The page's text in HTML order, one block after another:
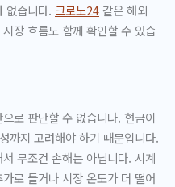
없습니다. 크로노24 같은 해외
장 흐름도 함께 확인할 수 있습
로 판단할 수 없습니다. 현금이
까지 고려해야 하기 때문입니다.
무조건 손해는 아닙니다. 시계
로 들거나 시장 온도가 더 떨어